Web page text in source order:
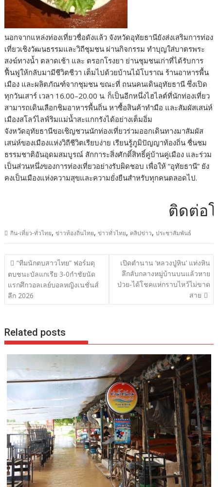
นอกจากแหล่งท่องเที่ยวชื่อดังแล้ว จังหวัดอุทัยธานียังส่งเสริมการท่อง
เที่ยวเชิงวัฒนธรรมและวิถีชุมชน ผ่านกิจกรรม ทำบุญใส่บาตรพระ
สงฆ์ทางน้ำ ตลาดเช้า และ ตรอกโรงยา ย่านชุมชนเก่าที่ได้รับการ
ฟื้นฟูให้กลับมามีชีวิตชีวา เต็มไปด้วยบ้านไม้โบราณ ร้านอาหารพื้น
เมือง และผลิตภัณฑ์จากชุมชน ขณะที่ ถนนคนเดินอุทัยธานี ซึ่งเปิด
ทุกวันเสาร์ เวลา 16.00–20.00 น. ก็เป็นอีกหนึ่งไฮไลต์ที่นักท่องเที่ยว
สามารถเดินเลือกชิมอาหารพื้นถิ่น หาซื้อสินค้าทำมือ และสัมผัสเสน่ห์
เมืองสโลว์ไลฟ์ริมแม่น้ำสะแกกรังได้อย่างเต็มอิ่ม
จังหวัดอุทัยธานีขอเชิญชวนนักท่องเที่ยวร่วมออกเดินทางมาสัมผัส
เสน่ห์ของเมืองแห่งวิถีชีวิตเรียบง่าย เรียนรู้ภูมิปัญญาท้องถิ่น ชื่นชม
ธรรมชาติอันอุดมสมบูรณ์ สักการะสิ่งศักดิ์สิทธิ์คู่บ้านคู่เมือง และร่วม
เป็นส่วนหนึ่งของการท่องเที่ยวอย่างรับผิดชอบ เพื่อให้ “อุทัยธานี” ยัง
คงเป็นเมืองแห่งความสุขและความยั่งยืนสำหรับทุกคนตลอดไป.
ติดต่อโฆษณา
กิน-เที่ยว-ทั่วไทย,ข่าวท้องถิ่นไทย,ข่าวทั่วไทย, คลิปข่าว,ประชาสัมพันธ์
แนะแนว
เรื่อง
“ทีมนักตบสาวไทย” ฟอร์มดุ
ตบชนะบัลแกเรีย 3-0กำชัยนัด
แรกศึกวอลเลย์บอลหญิงเนชั่นส์
ลีก 2026
เปิดตำนาน ‘หลวงปู่หิน’ แท่งหิน
ลึกลับกลางหมู่บ้านบนแล้วหาย
ป่วย-ได้โชคแห่กราบไหว้ไม่ขาด
สาย
Related posts